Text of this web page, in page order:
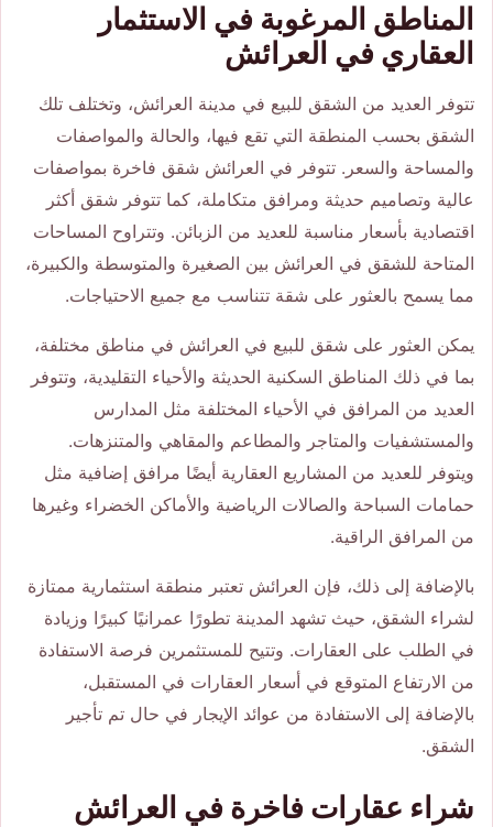
المناطق المرغوبة في الاستثمار
العقاري في العرائش
تتوفر العديد من الشقق للبيع في مدينة العرائش، وتختلف تلك
الشقق بحسب المنطقة التي تقع فيها، والحالة والمواصفات
والمساحة والسعر. تتوفر في العرائش شقق فاخرة بمواصفات
عالية وتصاميم حديثة ومرافق متكاملة، كما تتوفر شقق أكثر
اقتصادية بأسعار مناسبة للعديد من الزبائن. وتتراوح المساحات
المتاحة للشقق في العرائش بين الصغيرة والمتوسطة والكبيرة،
مما يسمح بالعثور على شقة تتناسب مع جميع الاحتياجات.
يمكن العثور على شقق للبيع في العرائش في مناطق مختلفة،
بما في ذلك المناطق السكنية الحديثة والأحياء التقليدية، وتتوفر
العديد من المرافق في الأحياء المختلفة مثل المدارس
والمستشفيات والمتاجر والمطاعم والمقاهي والمتنزهات.
ويتوفر للعديد من المشاريع العقارية أيضًا مرافق إضافية مثل
حمامات السباحة والصالات الرياضية والأماكن الخضراء وغيرها
من المرافق الراقية.
بالإضافة إلى ذلك، فإن العرائش تعتبر منطقة استثمارية ممتازة
لشراء الشقق، حيث تشهد المدينة تطورًا عمرانيًا كبيرًا وزيادة
في الطلب على العقارات. وتتيح للمستثمرين فرصة الاستفادة
من الارتفاع المتوقع في أسعار العقارات في المستقبل،
بالإضافة إلى الاستفادة من عوائد الإيجار في حال تم تأجير
الشقق.
شراء عقارات فاخرة في العرائش